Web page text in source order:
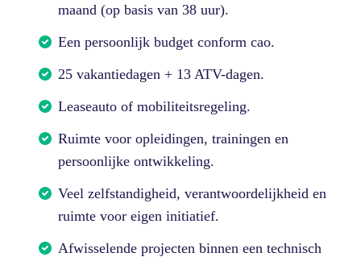
maand (op basis van 38 uur).
Een persoonlijk budget conform cao.
25 vakantiedagen + 13 ATV-dagen.
Leaseauto of mobiliteitsregeling.
Ruimte voor opleidingen, trainingen en
persoonlijke ontwikkeling.
Veel zelfstandigheid, verantwoordelijkheid en
ruimte voor eigen initiatief.
Afwisselende projecten binnen een technisch